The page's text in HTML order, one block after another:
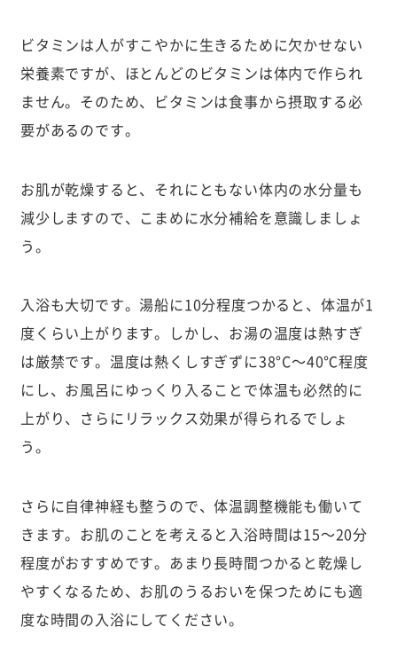
ビタミンは人がすこやかに生きるために欠かせない
栄養素ですが、ほとんどのビタミンは体内で作られ
ません。そのため、ビタミンは食事から摂取する必
要があるのです。
お肌が乾燥すると、それにともない体内の水分量も
減少しますので、こまめに水分補給を意識しましょ
う。
入浴も大切です。湯船に10分程度つかると、体温が1
度くらい上がります。しかし、お湯の温度は熱すぎ
は厳禁です。温度は熱くしすぎずに38°C〜40℃程度
にし、お風呂にゆっくり入ることで体温も必然的に
上がり、さらにリラックス効果が得られるでしょ
う。
さらに自律神経も整うので、体温調整機能も働いて
きます。お肌のことを考えると入浴時間は15〜20分
程度がおすすめです。あまり長時間つかると乾燥し
やすくなるため、お肌のうるおいを保つためにも適
度な時間の入浴にしてください。